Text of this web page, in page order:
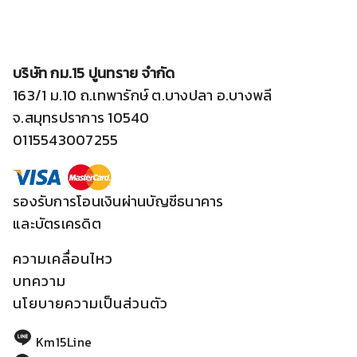
บริษัท กม.15 ปูนทราย จำกัด
163/1 ม.10 ถ.เทพารักษ์ ต.บางปลา อ.บางพลี
จ.สมุทรปราการ 10540
0115543007255
รองรับการโอนเงินผ่านบัญชีธนาคาร
และบัตรเครดิต
ความเคลื่อนไหว
บทความ
นโยบายความเป็นส่วนตัว
Km15Line